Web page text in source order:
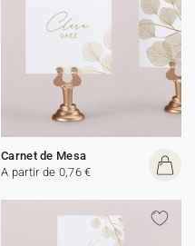
Carnet de Mesa
A partir de 0,76 €